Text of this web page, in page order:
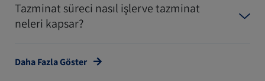
Tazminat süreci nasıl işlerve tazminat
neleri kapsar?
Daha Fazla Göster